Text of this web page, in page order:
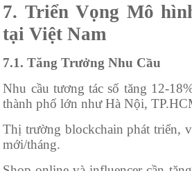
7. Triển Vọng Mô
tại Việt Nam
7.1. Tăng Trưởng Nhu Cầu
Nhu cầu tương tác số tăng 12-
thành phố lớn như Hà Nội,
Thị trường blockchain phát triển,
mới/tháng.